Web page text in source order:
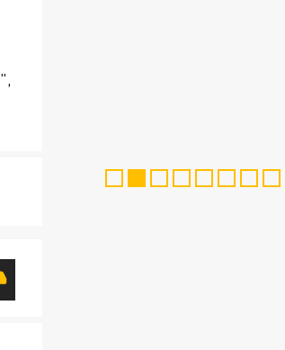
",